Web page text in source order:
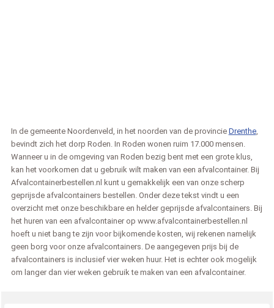
In de gemeente Noordenveld, in het noorden van de provincie Drenthe,
bevindt zich het dorp Roden. In Roden wonen ruim 17.000 mensen.
Wanneer u in de omgeving van Roden bezig bent met een grote klus,
kan het voorkomen dat u gebruik wilt maken van een afvalcontainer. Bij
Afvalcontainerbestellen.nl kunt u gemakkelijk een van onze scherp
geprijsde afvalcontainers bestellen. Onder deze tekst vindt u een
overzicht met onze beschikbare en helder geprijsde afvalcontainers. Bij
het huren van een afvalcontainer op www.afvalcontainerbestellen.nl
hoeft u niet bang te zijn voor bijkomende kosten, wij rekenen namelijk
geen borg voor onze afvalcontainers. De aangegeven prijs bij de
afvalcontainers is inclusief vier weken huur. Het is echter ook mogelijk
om langer dan vier weken gebruik te maken van een afvalcontainer.